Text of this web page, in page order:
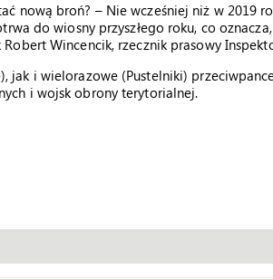
nową broń? – Nie wcześniej niż w 2019
do wiosny przyszłego roku, co
Wincencik, rzecznik prasowy
jak i wielorazowe (Pustelniki)
i wojsk obrony terytorialnej.